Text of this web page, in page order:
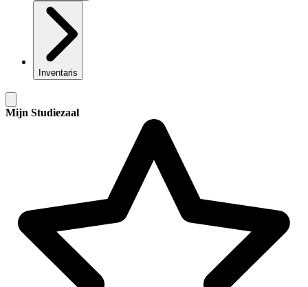
Inventaris
Mijn Studiezaal